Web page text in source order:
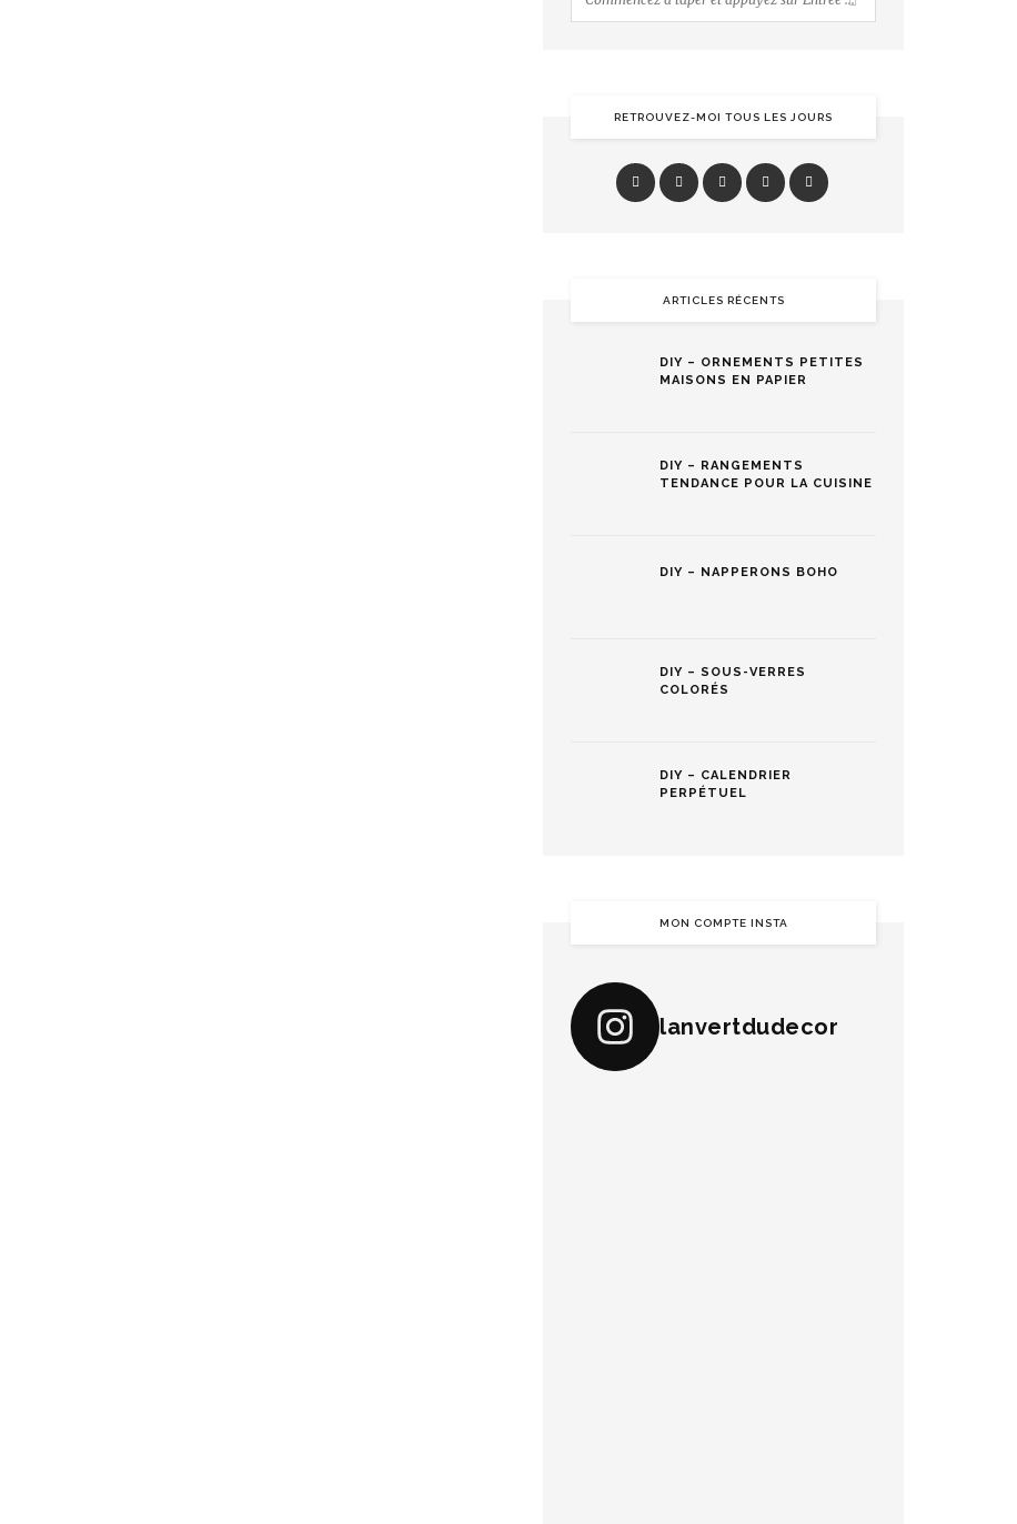
RETROUVEZ-MOI TOUS LES JOURS
ARTICLES RÉCENTS
DIY – ORNEMENTS PETITES
MAISONS EN PAPIER
DIY – RANGEMENTS
TENDANCE POUR LA CUISINE
DIY – NAPPERONS BOHO
DIY – SOUS-VERRES
COLORÉS
DIY – CALENDRIER
PERPÉTUEL
MON COMPTE INSTA
lanvertdudecor